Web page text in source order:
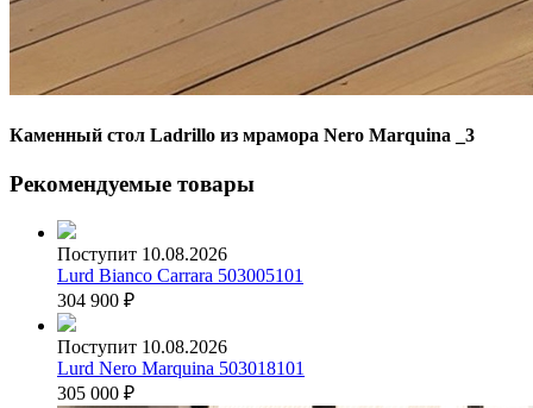
Каменный стол Ladrillo из мрамора Nero Marquina _3
Рекомендуемые товары
Поступит 10.08.2026
Lurd Bianco Carrara 503005101
304 900 ₽
Поступит 10.08.2026
Lurd Nero Marquina 503018101
305 000 ₽